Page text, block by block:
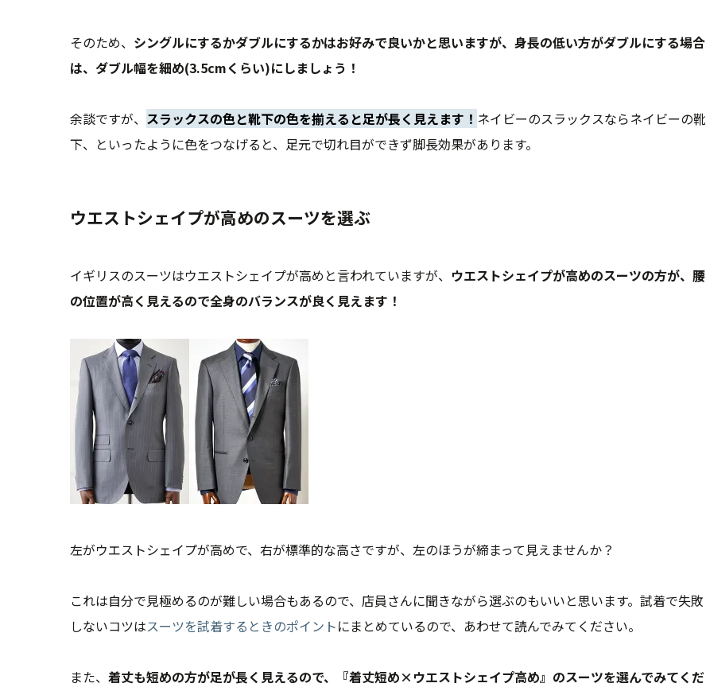
そのため、 シングルにするかダブルにするかはお好みで良いかと思いますが、身長の低い方がダブルにする場合
は、ダブル幅を細め(3.5cmくらい)にしましょう！
余談ですが、 スラックスの色と靴下の色を揃えると足が長く見えます！ ネイビーのスラックスならネイビーの靴
下、といったように色をつなげると、足元で切れ目ができず脚長効果があります。
ウエストシェイプが高めのスーツを選ぶ
イギリスのスーツはウエストシェイプが高めと言われていますが、 ウエストシェイプが高めのスーツの方が、腰
の位置が高く見えるので全身のバランスが良く見えます！
左がウエストシェイプが高めで、右が標準的な高さですが、左のほうが締まって見えませんか？
これは自分で見極めるのが難しい場合もあるので、店員さんに聞きながら選ぶのもいいと思います。試着で失敗
しないコツはスーツを試着するときのポイントにまとめているので、あわせて読んでみてください。
また、 着丈も短めの方が足が長く見えるので、『着丈短め×ウエストシェイプ高め』のスーツを選んでみてくだ